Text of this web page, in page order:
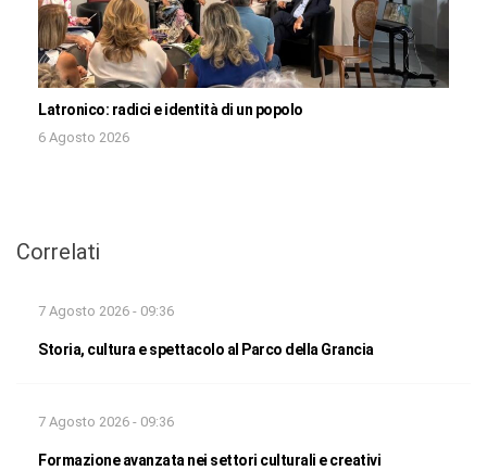
Latronico: radici e identità di un popolo
6 Agosto 2026
Correlati
7 Agosto 2026 - 09:36
Storia, cultura e spettacolo al Parco della Grancia
7 Agosto 2026 - 09:36
Formazione avanzata nei settori culturali e creativi